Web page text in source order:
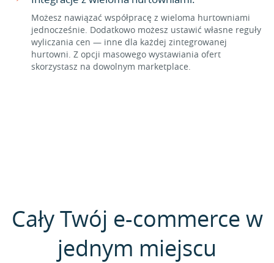
Możesz nawiązać współpracę z wieloma hurtowniami
jednocześnie. Dodatkowo możesz ustawić własne reguły
wyliczania cen — inne dla każdej zintegrowanej
hurtowni. Z opcji masowego wystawiania ofert
skorzystasz na dowolnym marketplace.
Cały Twój e-commerce w
jednym miejscu